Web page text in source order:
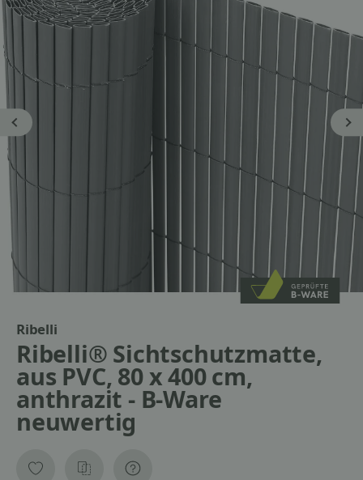
Ribelli
Ribelli® Sichtschutzmatte,
aus PVC, 80 x 400 cm,
anthrazit - B-Ware
neuwertig